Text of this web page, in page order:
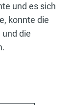
und es sich
konnte die
die